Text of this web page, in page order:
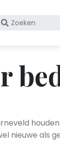
Zoek
KvK
nummer
nieuwe als